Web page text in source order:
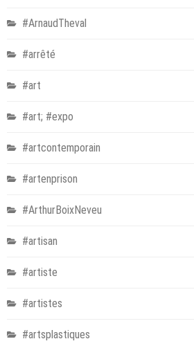
#ArnaudTheval
#arrêté
#art
#art; #expo
#artcontemporain
#artenprison
#ArthurBoixNeveu
#artisan
#artiste
#artistes
#artsplastiques